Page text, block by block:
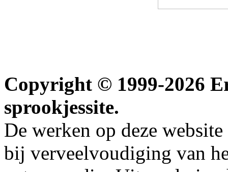
Copyright © 1999-2026
sprookjessite.
De werken op deze
bij verveelvoudiging van